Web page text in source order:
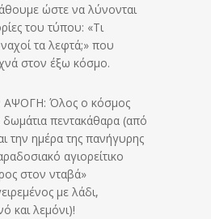
ώστε να λύνονται
του τύπου: «Τι
τα λεφτά;» που
στον έξω κόσμο.
ΑΨΟΓΗ: Όλος ο κόσμος
πεντακάθαρα (από
την ημέρα της πανήγυρης
αγιορείτικο
στον νταβά»
με λάδι,
και λεμόνι)!